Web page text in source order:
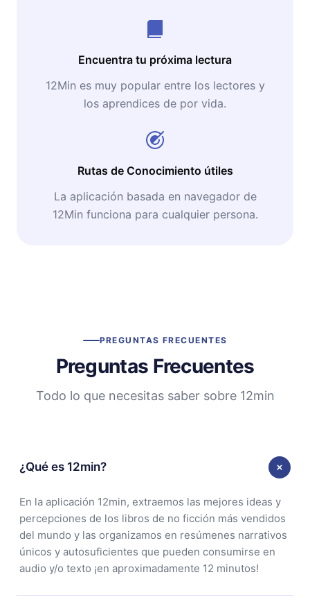
Encuentra tu próxima lectura
12Min es muy popular entre los lectores y
los aprendices de por vida.
Rutas de Conocimiento útiles
La aplicación basada en navegador de
12Min funciona para cualquier persona.
PREGUNTAS FRECUENTES
Preguntas Frecuentes
Todo lo que necesitas saber sobre 12min
¿Qué es 12min?
En la aplicación 12min, extraemos las mejores ideas y
percepciones de los libros de no ficción más vendidos
del mundo y las organizamos en resúmenes narrativos
únicos y autosuficientes que pueden consumirse en
audio y/o texto ¡en aproximadamente 12 minutos!